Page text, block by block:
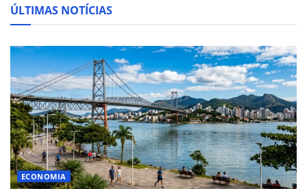
ÚLTIMAS NOTÍCIAS
ECONOMIA